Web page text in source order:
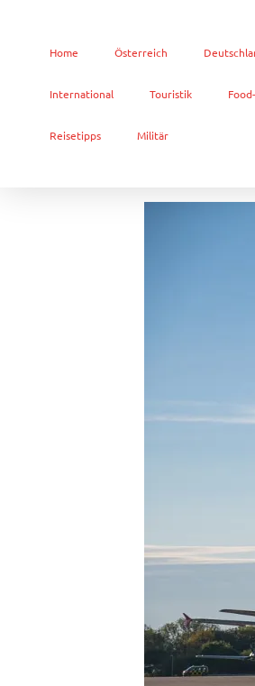
Home Österreich
International Touristik
Reisetipps Militär